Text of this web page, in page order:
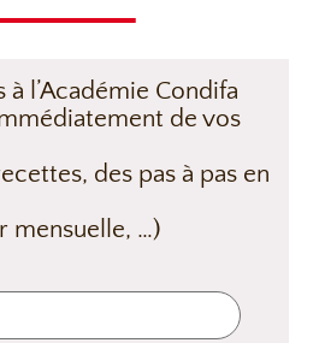
l’Académie Condifa
de vos
des pas à pas en
mensuelle, …)